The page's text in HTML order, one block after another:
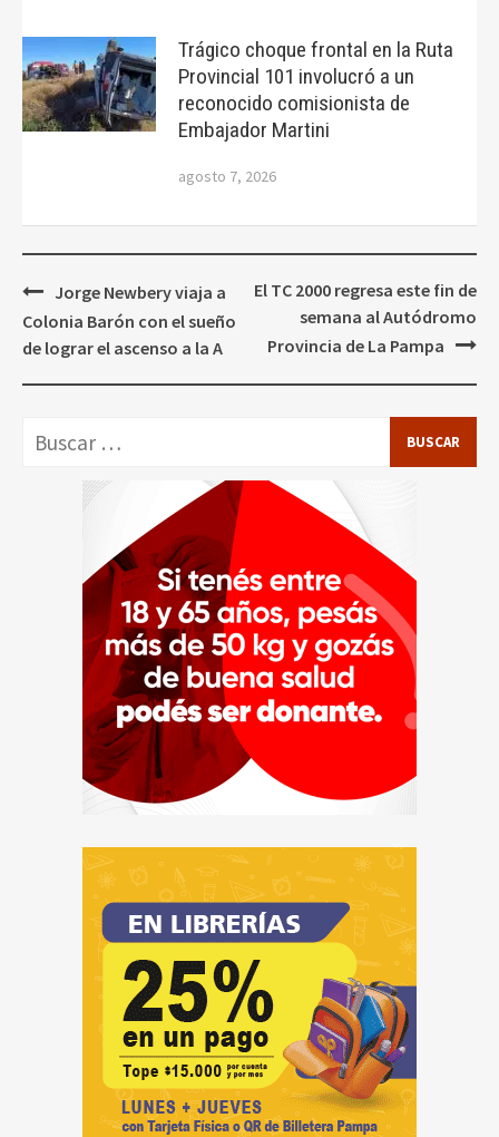
Trágico choque frontal en la Ruta
Provincial 101 involucró a un
reconocido comisionista de
Embajador Martini
agosto 7, 2026
Navegación
de
entradas
Jorge Newbery viaja a
Colonia Barón con el sueño
de lograr el ascenso a la A
El TC 2000 regresa este fin de
semana al Autódromo
Provincia de La Pampa
Buscar: